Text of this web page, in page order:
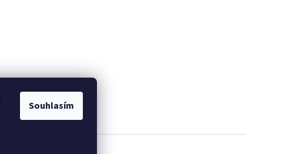
Souhlasím